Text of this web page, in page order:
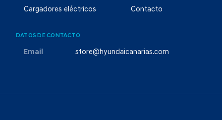
Cargadores eléctricos Contacto
DATOS DE CONTACTO
Email store@hyundaicanarias.com